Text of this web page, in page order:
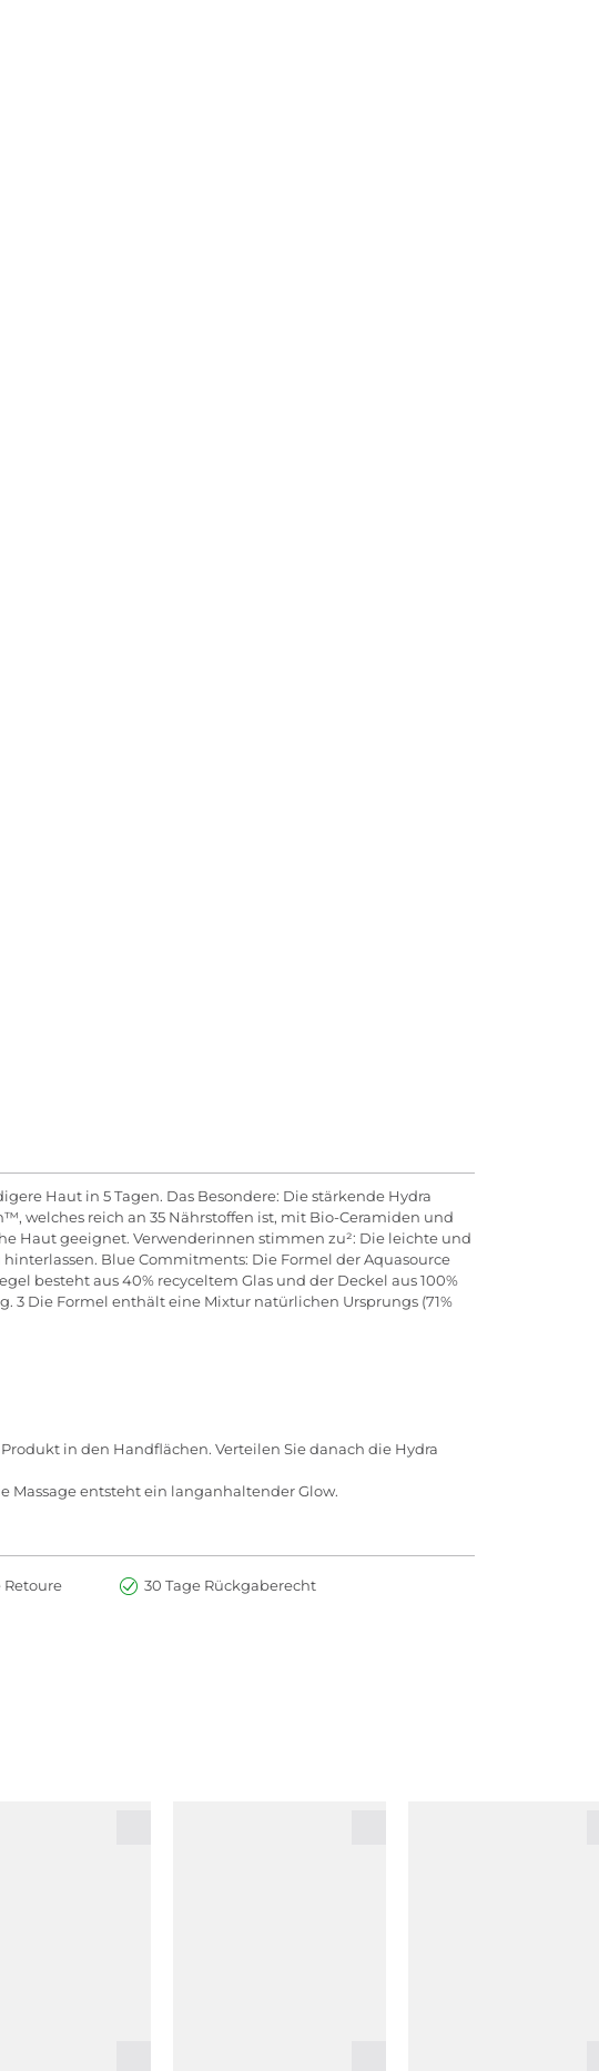
Haut in 5 Tagen. Das Besondere: Die stärkende Hydra
welches reich an 35 Nährstoffen ist, mit Bio-Ceramiden und
Haut geeignet. Verwenderinnen stimmen zu²: Die leichte und
Blue Commitments: Die Formel der Aquasource
besteht aus 40% recyceltem Glas und der Deckel aus 100%
3 Die Formel enthält eine Mixtur natürlichen Ursprungs (71%
in den Handflächen. Verteilen Sie danach die Hydra
Massage entsteht ein langanhaltender Glow.
Retoure 30 Tage Rückgaberecht